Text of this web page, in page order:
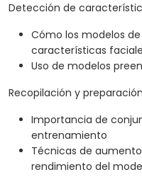
Detección de
Cómo los modelos
características
Uso de modelos
Recopilación y
Importancia de
entrenamiento
Técnicas de
rendimiento del